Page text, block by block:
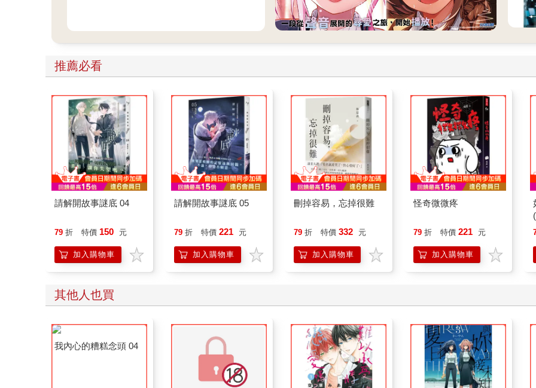
推薦必看
請解開故事謎底 04
79 折 特價 150 元
加入購物車
請解開故事謎底 05
79 折 特價 221 元
加入購物車
刪掉容易，忘掉很難
79 折 特價 332 元
加入購物車
怪奇微微疼
79 折 特價 221 元
加入購物車
其他人也買